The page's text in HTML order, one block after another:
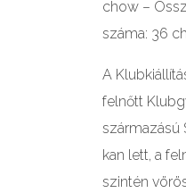
chow –
száma: 36
A
felnőtt
származású
kan lett, a
szintén